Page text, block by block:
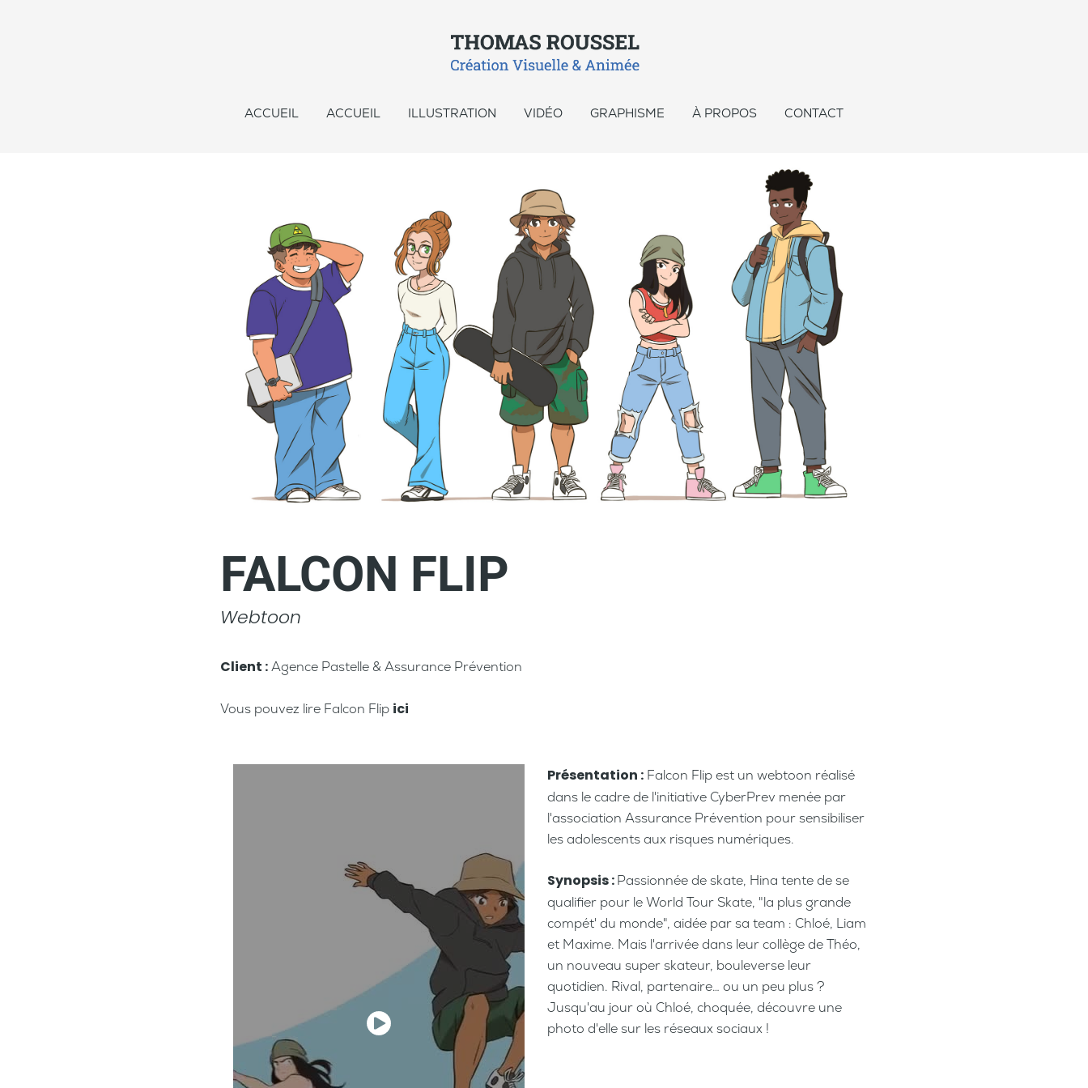
ACCUEIL ACCUEIL ILLUSTRATION VIDÉO GRAPHISME À PROPOS CONTACT
FALCON FLIP
Webtoon
Client :Agence Pastelle & Assurance Prévention
Vous pouvez lire Falcon Flip ici
Présentation : Falcon Flip est un webtoon réalisé
dans le cadre de l'initiative CyberPrev menée par
l'association Assurance Prévention pour sensibiliser
les adolescents aux risques numériques.
Synopsis :Passionnée de skate, Hina tente de se
qualifier pour le World Tour Skate, "la plus grande
compét' du monde", aidée par sa team : Chloé, Liam
et Maxime. Mais l'arrivée dans leur collège de Théo,
un nouveau super skateur, bouleverse leur
quotidien. Rival, partenaire… ou un peu plus ?
Jusqu'au jour où Chloé, choquée, découvre une
photo d'elle sur les réseaux sociaux !